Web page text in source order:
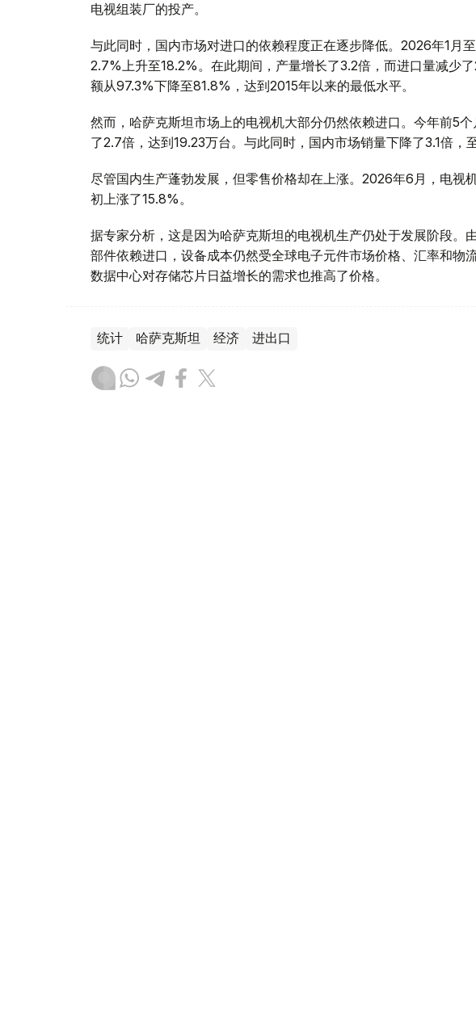
电视组装厂的投产。
与此同时，国内市场对进口的依赖程度正在逐步降低。2026年1月
2.7%上升至18.2%。在此期间，产量增长了3.2倍，而进口量减少
额从97.3%下降至81.8%，达到2015年以来的最低水平。
然而，哈萨克斯坦市场上的电视机大部分仍然依赖进口。今年前5
了2.7倍，达到19.23万台。与此同时，国内市场销量下降了3.1倍，
尽管国内生产蓬勃发展，但零售价格却在上涨。2026年6月，电视
初上涨了15.8%。
据专家分析，这是因为哈萨克斯坦的电视机生产仍处于发展阶段。
部件依赖进口，设备成本仍然受全球电子元件市场价格、汇率和物
数据中心对存储芯片日益增长的需求也推高了价格。
统计 哈萨克斯坦 经济 进出口